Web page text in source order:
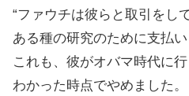
“ファウチは彼らと取引をし
ある種の研究のために支払
これも、彼がオバマ時代に
わかった時点でやめました。